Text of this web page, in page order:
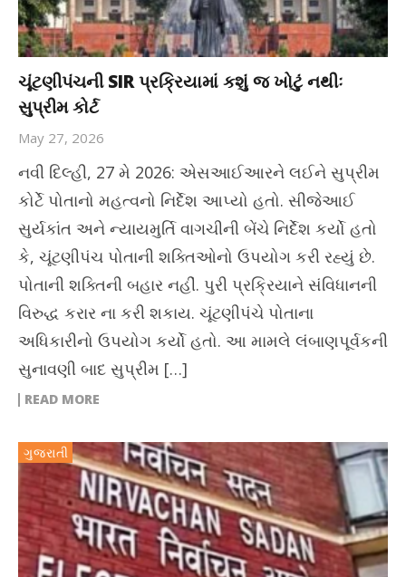
ચૂંટણીપંચની SIR પ્રક્રિયામાં કશું જ ખોટું નથીઃ
સુપ્રીમ કોર્ટ
May 27, 2026
નવી દિલ્હી, 27 મે 2026: એસઆઈઆરને લઈને સુપ્રીમ
કોર્ટે પોતાનો મહત્વનો નિર્દેશ આપ્યો હતો. સીજેઆઈ
સુર્યકાંત અને ન્યાયમુર્તિ વાગચીની બેંચે નિર્દેશ કર્યો હતો
કે, ચૂંટણીપંચ પોતાની શક્તિઓનો ઉપયોગ કરી રહ્યું છે.
પોતાની શક્તિની બહાર નહીં. પુરી પ્રક્રિયાને સંવિધાનની
વિરુદ્ધ કરાર ના કરી શકાય. ચૂંટણીપંચે પોતાના
અધિકારીનો ઉપયોગ કર્યો હતો. આ મામલે લંબાણપૂર્વકની
સુનાવણી બાદ સુપ્રીમ […]
READ MORE
ગુજરાતી